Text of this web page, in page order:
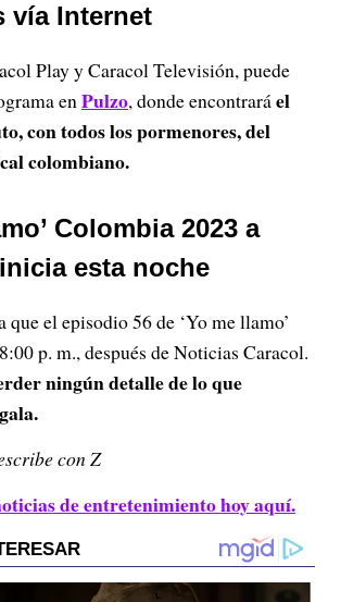
vía Internet
Play y Caracol Televisión, puede
enPulzo, donde encontraráel
con todos los pormenores, del
colombiano.
Colombia 2023 a
esta noche
que el episodio 56 de ‘Yo me llamo’
p. m., después de Noticias Caracol.
ningún detalle de lo que
con Z
de entretenimiento hoy aquí.